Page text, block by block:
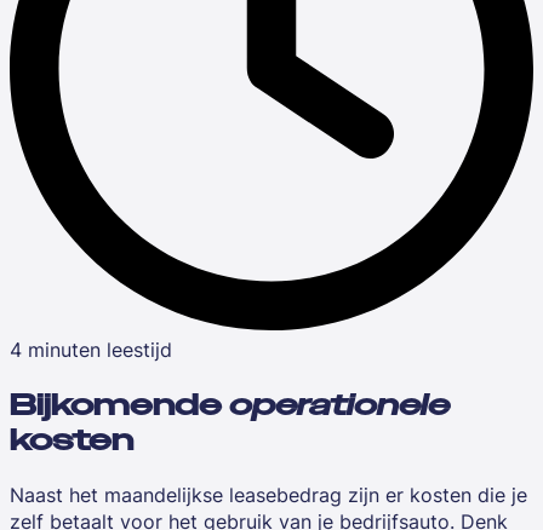
4 minuten leestijd
Bijkomendeoperationele
kosten
Naast het maandelijkse leasebedrag zijn er kosten die je
zelf betaalt voor het gebruik van je bedrijfsauto. Denk